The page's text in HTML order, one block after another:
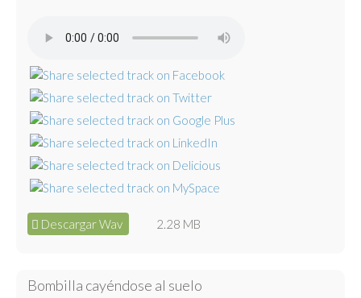
Descargar Wav 2.28 MB
Bombilla cayéndose al suelo